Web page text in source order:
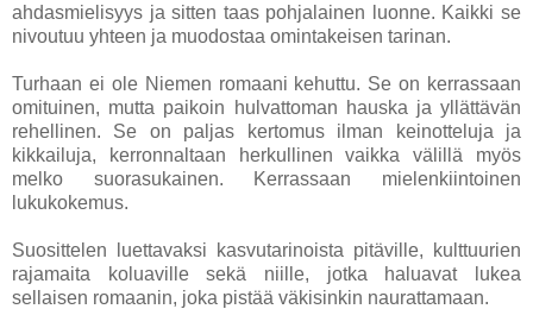
ahdasmielisyys ja sitten taas pohjalainen luonne. Kaikki se
nivoutuu yhteen ja muodostaa omintakeisen tarinan.
Turhaan ei ole Niemen romaani kehuttu. Se on kerrassaan
omituinen, mutta paikoin hulvattoman hauska ja yllättävän
rehellinen. Se on paljas kertomus ilman keinotteluja ja
kikkailuja, kerronnaltaan herkullinen vaikka välillä myös
melko suorasukainen. Kerrassaan mielenkiintoinen
lukukokemus.
Suosittelen luettavaksi kasvutarinoista pitäville, kulttuurien
rajamaita koluaville sekä niille, jotka haluavat lukea
sellaisen romaanin, joka pistää väkisinkin naurattamaan.